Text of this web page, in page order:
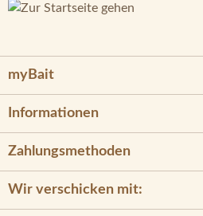
myBait
Informationen
Zahlungsmethoden
Wir verschicken mit: